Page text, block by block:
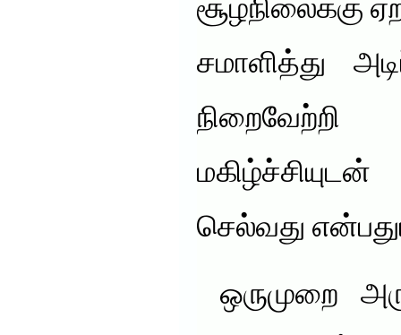
சூழ்நிலைக்கு
சமாளித்து
செல்வது
ஒருமுறை